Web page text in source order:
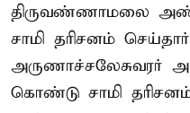
திருவண்ணாமலை
சாமி தரிசனம்
அருணாச்சலேசுவரர்
கொண்டு சாமி